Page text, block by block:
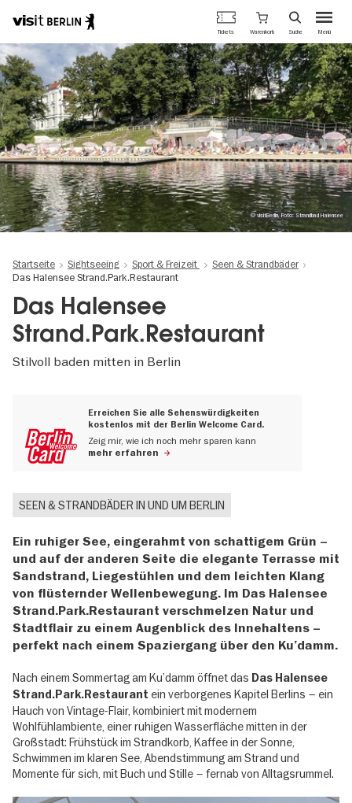
Direkt
zum
Inhalt
Berlins
offizielles
Tourismusportal
Menü
Tickets Warenkorb Suche
© visitBerlin, Foto: Strandbad Halensee
Startseite Sightseeing Sport & Freizeit
Seen & Strandbäder
Das Halensee Strand.Park.Restaurant
Das Halensee
Strand.Park.Restaurant
Stilvoll baden mitten in Berlin
Erreichen Sie alle Sehenswürdigkeiten
kostenlos mit der Berlin Welcome Card.
Zeig mir, wie ich noch mehr sparen kann
mehr erfahren
SEEN & STRANDBÄDER IN UND UM BERLIN
Ein ruhiger See, eingerahmt von schattigem Grün –
und auf der anderen Seite die elegante Terrasse mit
Sandstrand, Liegestühlen und dem leichten Klang
von flüsternder Wellenbewegung. Im Das Halensee
Strand.Park.Restaurant verschmelzen Natur und
Stadtflair zu einem Augenblick des Innehaltens –
perfekt nach einem Spaziergang über den Ku’damm.
Nach einem Sommertag am Ku’damm öffnet das Das Halensee
Strand.Park.Restaurant ein verborgenes Kapitel Berlins – ein
Hauch von Vintage-Flair, kombiniert mit modernem
Wohlfühlambiente, einer ruhigen Wasserfläche mitten in der
Großstadt: Frühstück im Strandkorb, Kaffee in der Sonne,
Schwimmen im klaren See, Abendstimmung am Strand und
Momente für sich, mit Buch und Stille – fernab von Alltagsrummel.